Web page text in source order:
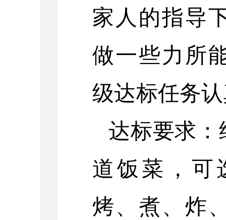
家人的指导
做一些力所
级达标任务
达标要求：
道饭菜，可
烤、煮、炸